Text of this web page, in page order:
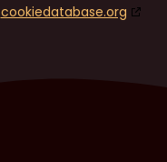
cookiedatabase.org